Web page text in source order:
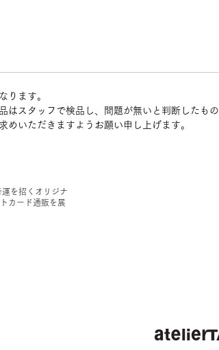
ります。
はスタッフで検品し、問題が無いと判断したもの
いただきますようお願い申し上げます。
を招くオリジナ
カード通販を展